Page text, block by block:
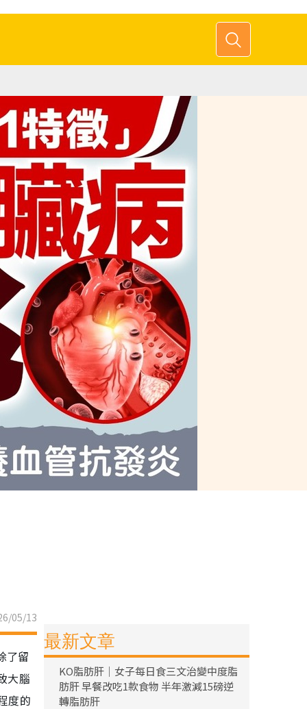
05/13
了留
大腦
度的
最新文章
KO脂肪肝｜女子每日食三文治變中度脂
肪肝 早餐改吃1款食物 半年激減15磅逆
轉脂肪肝